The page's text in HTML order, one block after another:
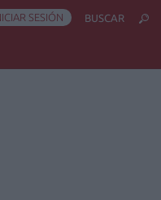
SESIÓN BUSCAR